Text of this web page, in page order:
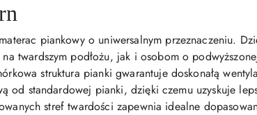
piankowy o uniwersalnym przeznaczeniu.
twardszym podłożu, jak i osobom o
struktura pianki gwarantuje doskonałą
od standardowej pianki, dzięki czemu uzyskuje
stref twardości zapewnia idealne